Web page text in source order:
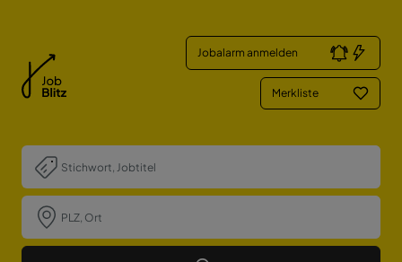
Jobalarm anmelden
Merkliste